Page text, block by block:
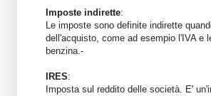
Imposte indirette:
Le imposte sono definite indirette
dell'acquisto, come ad esempio l'IVA e
benzina.-
IRES:
Imposta sul reddito delle società. E'